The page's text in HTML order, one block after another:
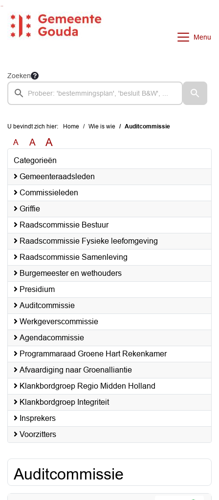
Ga naar de inhoud van deze pagina
Menu
Zoeken
U bevindt zich hier: Home Wie is wie Auditcommissie
A A A
Categorieën
Gemeenteraadsleden
Commissieleden
Griffie
Raadscommissie Bestuur
Raadscommissie Fysieke leefomgeving
Raadscommissie Samenleving
Burgemeester en wethouders
Presidium
Auditcommissie
Werkgeverscommissie
Agendacommissie
Programmaraad Groene Hart Rekenkamer
Afvaardiging naar Groenalliantie
Klankbordgroep Regio Midden Holland
Klankbordgroep Integriteit
Insprekers
Voorzitters
Auditcommissie